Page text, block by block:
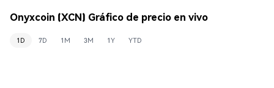
Onyxcoin (XCN) Gráfico de precio en vivo
1D 7D 1M 3M 1Y YTD